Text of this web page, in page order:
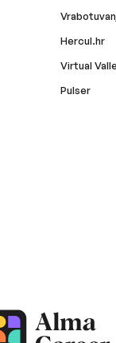
Hercul.hr
Virtual
Pulser